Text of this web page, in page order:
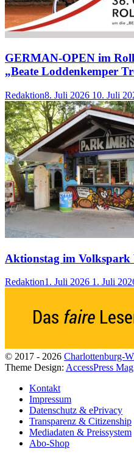
GERMAN-OPEN im
„Beate Loddenkemper
Redaktion8. Juli 2026 10. Juli
Aktionstag im
Redaktion1. Juli 2026 1. Juli
© 2017 - 2026 Charlottenburg-
Theme Design: AccessPress
Kontakt
Impressum
Datenschutz & ePrivacy
Transparenz & Citizenship
Mediadaten & Preissystem
Abo-Shop